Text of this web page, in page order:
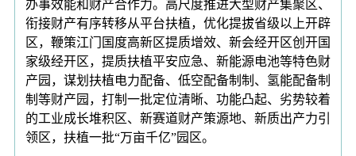
办事效能和财产合作力。高尺度推进大型财产集聚区、
衔接财产有序转移从平台扶植，优化提拔省级以上开辟
区，鞭策江门国度高新区提质增效、新会经开区创开国
家级经开区，提质扶植平安应急、新能源电池等特色财
产园，谋划扶植电力配备、低空配备制制、氢能配备制
制等财产园，打制一批定位清晰、功能凸起、劣势较着
的工业成长堆积区、新赛道财产策源地、新质出产力引
领区，扶植一批“万亩千亿”园区。